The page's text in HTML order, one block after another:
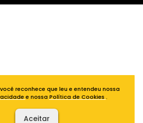
reconhece que leu e entendeu nossa
e nossa Política de Cookies .
Aceitar